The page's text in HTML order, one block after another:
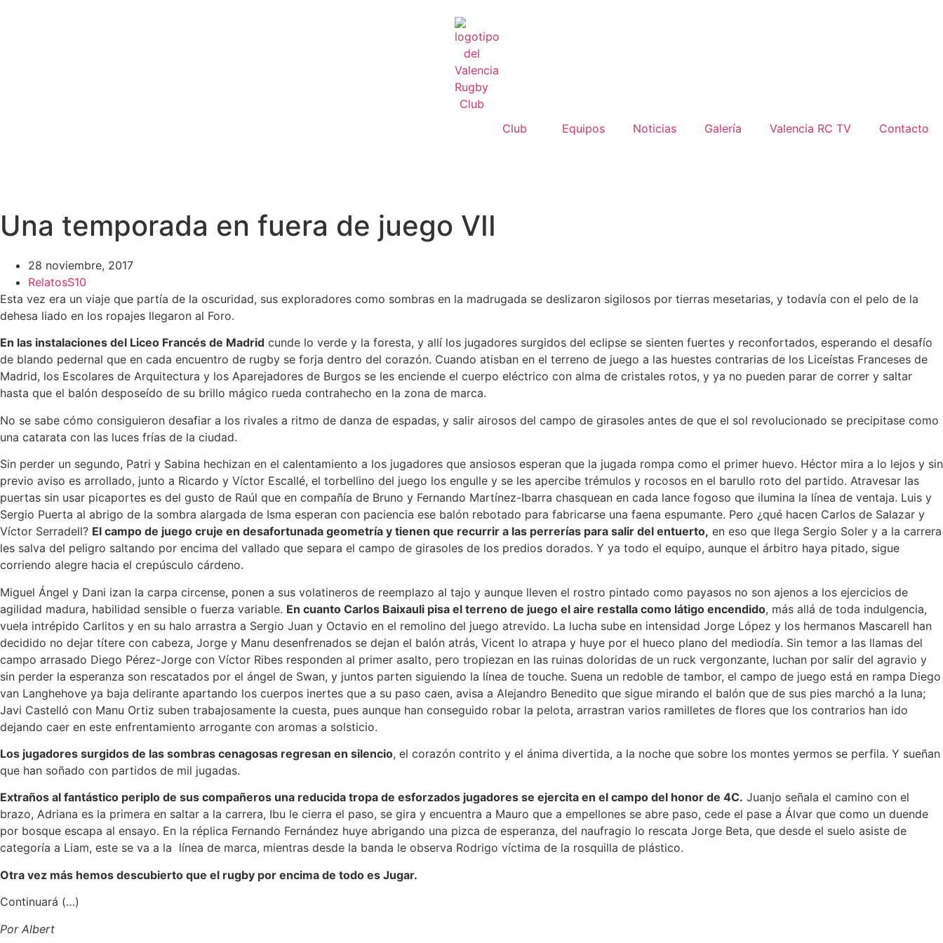
Club Equipos Noticias Galería Valencia RC TV Contacto
Una temporada en fuera de juego VII
28 noviembre, 2017
RelatosS10
Esta vez era un viaje que partía de la oscuridad, sus exploradores como sombras en la madrugada se deslizaron sigilosos por tierras mesetarias, y todavía con el pelo de la
dehesa liado en los ropajes llegaron al Foro.
En las instalaciones del Liceo Francés de Madrid cunde lo verde y la foresta, y allí los jugadores surgidos del eclipse se sienten fuertes y reconfortados, esperando el desafío
de blando pedernal que en cada encuentro de rugby se forja dentro del corazón. Cuando atisban en el terreno de juego a las huestes contrarias de los Liceístas Franceses de
Madrid, los Escolares de Arquitectura y los Aparejadores de Burgos se les enciende el cuerpo eléctrico con alma de cristales rotos, y ya no pueden parar de correr y saltar
hasta que el balón desposeído de su brillo mágico rueda contrahecho en la zona de marca.
No se sabe cómo consiguieron desafiar a los rivales a ritmo de danza de espadas, y salir airosos del campo de girasoles antes de que el sol revolucionado se precipitase como
una catarata con las luces frías de la ciudad.
Sin perder un segundo, Patri y Sabina hechizan en el calentamiento a los jugadores que ansiosos esperan que la jugada rompa como el primer huevo. Héctor mira a lo lejos y sin
previo aviso es arrollado, junto a Ricardo y Víctor Escallé, el torbellino del juego los engulle y se les apercibe trémulos y rocosos en el barullo roto del partido. Atravesar las
puertas sin usar picaportes es del gusto de Raúl que en compañía de Bruno y Fernando Martínez-Ibarra chasquean en cada lance fogoso que ilumina la línea de ventaja. Luis y
Sergio Puerta al abrigo de la sombra alargada de Isma esperan con paciencia ese balón rebotado para fabricarse una faena espumante. Pero ¿qué hacen Carlos de Salazar y
Víctor Serradell? El campo de juego cruje en desafortunada geometría y tienen que recurrir a las perrerías para salir del entuerto, en eso que llega Sergio Soler y a la carrera
les salva del peligro saltando por encima del vallado que separa el campo de girasoles de los predios dorados. Y ya todo el equipo, aunque el árbitro haya pitado, sigue
corriendo alegre hacia el crepúsculo cárdeno.
Miguel Ángel y Dani izan la carpa circense, ponen a sus volatineros de reemplazo al tajo y aunque lleven el rostro pintado como payasos no son ajenos a los ejercicios de
agilidad madura, habilidad sensible o fuerza variable. En cuanto Carlos Baixauli pisa el terreno de juego el aire restalla como látigo encendido, más allá de toda indulgencia,
vuela intrépido Carlitos y en su halo arrastra a Sergio Juan y Octavio en el remolino del juego atrevido. La lucha sube en intensidad Jorge López y los hermanos Mascarell han
decidido no dejar títere con cabeza, Jorge y Manu desenfrenados se dejan el balón atrás, Vicent lo atrapa y huye por el hueco plano del mediodía. Sin temor a las llamas del
campo arrasado Diego Pérez-Jorge con Víctor Ribes responden al primer asalto, pero tropiezan en las ruinas doloridas de un ruck vergonzante, luchan por salir del agravio y
sin perder la esperanza son rescatados por el ángel de Swan, y juntos parten siguiendo la línea de touche. Suena un redoble de tambor, el campo de juego está en rampa Diego
van Langhehove ya baja delirante apartando los cuerpos inertes que a su paso caen, avisa a Alejandro Benedito que sigue mirando el balón que de sus pies marchó a la luna;
Javi Castelló con Manu Ortiz suben trabajosamente la cuesta, pues aunque han conseguido robar la pelota, arrastran varios ramilletes de flores que los contrarios han ido
dejando caer en este enfrentamiento arrogante con aromas a solsticio.
Los jugadores surgidos de las sombras cenagosas regresan en silencio, el corazón contrito y el ánima divertida, a la noche que sobre los montes yermos se perfila. Y sueñan
que han soñado con partidos de mil jugadas.
Extraños al fantástico periplo de sus compañeros una reducida tropa de esforzados jugadores se ejercita en el campo del honor de 4C. Juanjo señala el camino con el
brazo, Adriana es la primera en saltar a la carrera, Ibu le cierra el paso, se gira y encuentra a Mauro que a empellones se abre paso, cede el pase a Álvar que como un duende
por bosque escapa al ensayo. En la réplica Fernando Fernández huye abrigando una pizca de esperanza, del naufragio lo rescata Jorge Beta, que desde el suelo asiste de
categoría a Liam, este se va a la línea de marca, mientras desde la banda le observa Rodrigo víctima de la rosquilla de plástico.
Otra vez más hemos descubierto que el rugby por encima de todo es Jugar.
Continuará (…)
Por Albert